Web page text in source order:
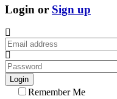
Login or Sign up
Login
Remember Me